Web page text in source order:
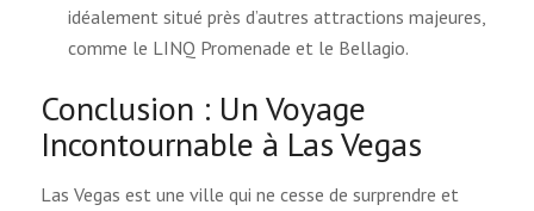
idéalement situé près d’autres attractions majeures,
comme le LINQ Promenade et le Bellagio.
Conclusion : Un Voyage
Incontournable à Las Vegas
Las Vegas est une ville qui ne cesse de surprendre et